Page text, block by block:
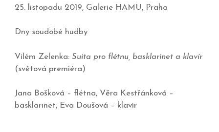
25. listopadu 2019, Galerie HAMU, Praha
Dny soudobé hudby
Vilém Zelenka: Suita pro flétnu, basklarinet a klavír
(světová premiéra)
Jana Bošková – flétna, Věra Kestřánková –
basklarinet, Eva Doušová – klavír